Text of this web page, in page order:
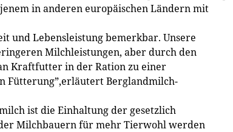
in anderen europäischen Ländern mit
und Lebensleistung bemerkbar. Unsere
Milchleistungen, aber durch den
Kraftfutter in der Ration zu einer
Fütterung”,erläutert Berglandmilch-
ist die Einhaltung der gesetzlich
Milchbauern für mehr Tierwohl werden